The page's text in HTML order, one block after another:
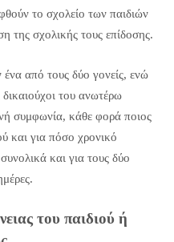
το σχολείο των παιδιών
της σχολικής τους επίδοσης.
ένα από τους δύο γονείς, ενώ
του ανωτέρω
συμφωνία, κάθε φορά ποιος
και για πόσο χρονικό
και για τους δύο
του παιδιού ή